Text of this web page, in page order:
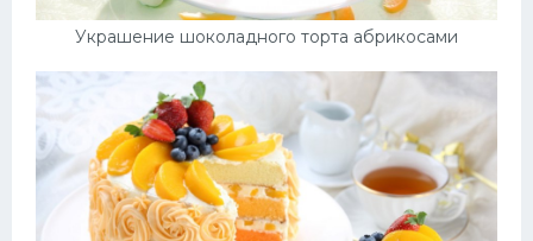
Украшение шоколадного торта абрикосами